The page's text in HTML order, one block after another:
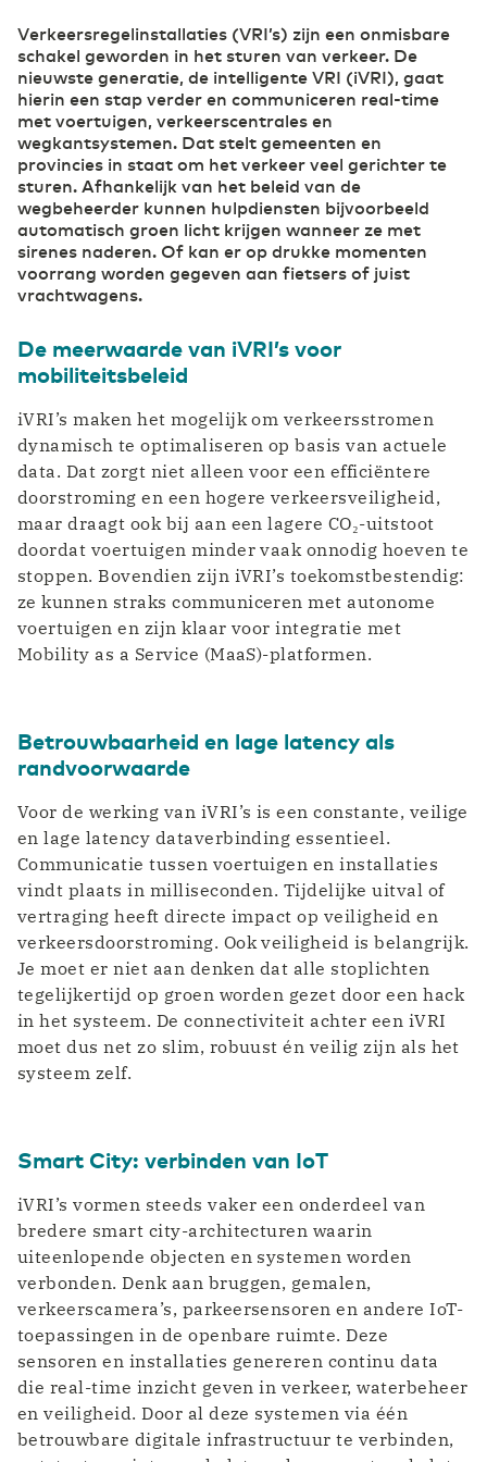
Cloud & Cloudconnectiviteit
Kies de juiste cloudstrategie: veilig, schaalbaar
en flexibel.
Private Cloud
Jouw eigen soevereine cloudomgeving
Hybrid Cloud Gateway
De oplossing voor flexibele cloudintegratie
Secure Cloud Connect
Verbind datacenters en clouds eenvoudig via
één portal
Waar connectiviteit en cloud samenkomen
Colocatie
Ontdek onze acht Tier 3 designed datacenters
Onze Datacenters
Eurofiber Cloud Infra
Datacenter Arnhem 1
Datacenter NL Zuid-West 1
Datacenter NL Zuid-West 2
Finance
Veilig digitaal fundament voor cloud computing
(R)etail
Digitalisering en inzet ICT-middelen kenmerkt
retail 2.0
Agri & Food
Technologische innovatie breder toepasbaar
ICT & Telecom
Hoge bandbreedtes en een betrouwbaar netwerk
Industrie
Concurrentiepositie versterken met industrie 4.0
Bouw
Digitalisering biedt bouwsector extra kansen
Transport & Logistiek
Sneller schakelen door digitalisering
Onze leveranciers
Ons ESG-beleid
Careers
Quantum
Belgium English
France Français
Deutschland Deutsch
Germany English
Verkeersregelinstallaties (VRI’s) zijn een onmisbare
schakel geworden in het sturen van verkeer. De
nieuwste generatie, de intelligente VRI (iVRI), gaat
hierin een stap verder en communiceren real-time
met voertuigen, verkeerscentrales en
wegkantsystemen. Dat stelt gemeenten en
provincies in staat om het verkeer veel gerichter te
sturen. Afhankelijk van het beleid van de
wegbeheerder kunnen hulpdiensten bijvoorbeeld
automatisch groen licht krijgen wanneer ze met
sirenes naderen. Of kan er op drukke momenten
voorrang worden gegeven aan fietsers of juist
vrachtwagens.
De meerwaarde van iVRI’s voor
mobiliteitsbeleid
iVRI’s maken het mogelijk om verkeersstromen
dynamisch te optimaliseren op basis van actuele
data. Dat zorgt niet alleen voor een efficiëntere
doorstroming en een hogere verkeersveiligheid,
maar draagt ook bij aan een lagere CO₂-uitstoot
doordat voertuigen minder vaak onnodig hoeven te
stoppen. Bovendien zijn iVRI’s toekomstbestendig:
ze kunnen straks communiceren met autonome
voertuigen en zijn klaar voor integratie met
Mobility as a Service (MaaS)-platformen.
Betrouwbaarheid en lage latency als
randvoorwaarde
Voor de werking van iVRI’s is een constante, veilige
en lage latency dataverbinding essentieel.
Communicatie tussen voertuigen en installaties
vindt plaats in milliseconden. Tijdelijke uitval of
vertraging heeft directe impact op veiligheid en
verkeersdoorstroming. Ook veiligheid is belangrijk.
Je moet er niet aan denken dat alle stoplichten
tegelijkertijd op groen worden gezet door een hack
in het systeem. De connectiviteit achter een iVRI
moet dus net zo slim, robuust én veilig zijn als het
systeem zelf.
Smart City: verbinden van IoT
iVRI’s vormen steeds vaker een onderdeel van
bredere smart city-architecturen waarin
uiteenlopende objecten en systemen worden
verbonden. Denk aan bruggen, gemalen,
verkeerscamera’s, parkeersensoren en andere IoT-
toepassingen in de openbare ruimte. Deze
sensoren en installaties genereren continu data
die real-time inzicht geven in verkeer, waterbeheer
en veiligheid. Door al deze systemen via één
betrouwbare digitale infrastructuur te verbinden,